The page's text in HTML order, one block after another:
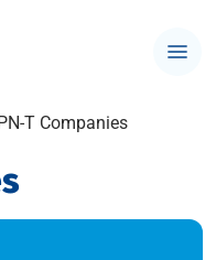
T Companies